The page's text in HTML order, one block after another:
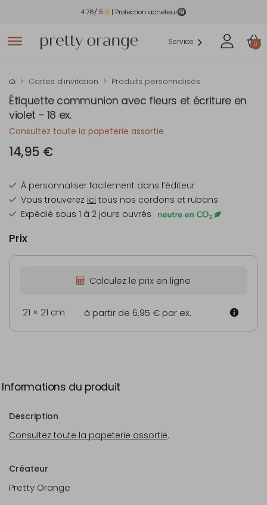
4.76/ 5 | Protection acheteur
Service 0
Cartes d'invitation Produits personnalisés
Étiquette communion avec fleurs et écriture en
violet - 18 ex.
Consultez toute la papeterie assortie
14,95 €
À personnaliser facilement dans l’éditeur
Vous trouverez ici tous nos cordons et rubans
Expédié sous 1 à 2 jours ouvrés
Prix
Calculez le prix en ligne
21 × 21 cm à partir de 6,95 € par ex.
Informations du produit
Description
Consultez toute la papeterie assortie.
Créateur
Pretty Orange